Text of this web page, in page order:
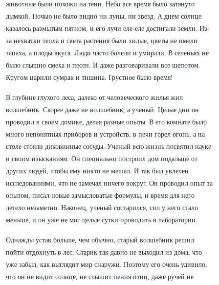
животные были похожи на тени. Небо все время было затянуто
дымкой. Ночью не было видно ни луны, ни звезд. А днем солнце
казалось размытым пятном, и его лучи еле-еле достигали земли. Из-
за нехватки тепла и света растения были хилые, цветы не имели
запаха, а плоды вкуса. Люди часто болели и умирали. В селеньях не
было слышно смеха и песен. И даже разговаривали все шепотом.
Кругом царили сумрак и тишина. Грустное было время!
В глубине глухого леса, далеко от человеческого жилья жил
волшебник. Скорее даже не волшебник, а ученый. Целые дни он
проводил в своем домике, делая разные опыты. В его комнате было
много непонятных приборов и устройств, в печи горел огонь, а на
столе стояли диковинные сосуды. Ученый всю жизнь посвятил науке
и своим изысканиям. Он специально построил дом подальше от
других людей, чтобы ему никто не мешал. И так был увлечен
исследованиями, что не замечал ничего вокруг. Он проводил опыт за
опытом, писал новые замысловатые формулы, и время для него
летело незаметно. Наконец, ученый состарился, сил у него стало
меньше, и он уже не мог целые сутки проводить в лаборатории.
Однажды устав больше, чем обычно, старый волшебник решил
пойти отдохнуть в лес. Старик так давно не выходил из дома, что
уже забыл, как выглядит мир снаружи. Поэтому его очень удивило,
что он не видит солнце, не слышит пения птиц, даже ручей не